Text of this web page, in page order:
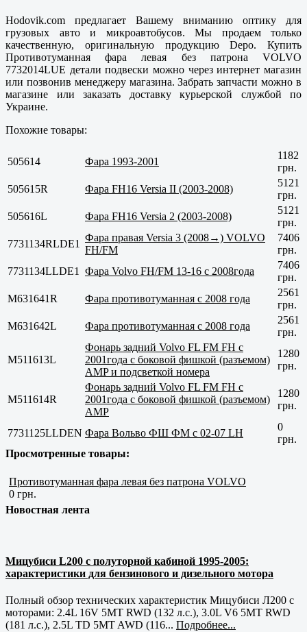
Hodovik.com предлагает Вашему вниманию оптику для
грузовых авто и микроавтобусов. Мы продаем только
качественную, оригинальную продукцию Depo. Купить
Противотуманная фара левая без патрона VOLVO
7732014LUE детали подвески можно через интернет магазин
или позвонив менеджеру магазина. Забрать запчасти можно в
магазине или заказать доставку курьерской службой по
Украине.
Похожие товары:
505614 Фара 1993-2001
1182
грн.
505615R
Фара FH16 Versia II (2003-2008)
5121
грн.
505616L
Фара FH16 Versia 2 (2003-2008)
5121
грн.
7731134RLDE1
Фара правая Versia 3 (2008→) VOLVO
FH/FM
7406
грн.
7731134LLDE1
Фара Volvo FH/FM 13-16 c 2008года
7406
грн.
M631641R
Фара противотуманная с 2008 года
2561
грн.
M631642L
Фара противотуманная с 2008 года
2561
грн.
M511613L
Фонарь задний Volvo FL FM FH с
2001года с боковой фишкой (разъемом)
AMP и подсветкой номера
1280
грн.
M511614R
Фонарь задний Volvo FL FM FH с
2001года с боковой фишкой (разъемом)
AMP
1280
грн.
7731125LLDEN Фара Вольво ФШ ФМ с 02-07 LH
0
грн.
Просмотренные товары:
Противотуманная фара левая без патрона VOLVO
0 грн.
Новостная лента
Мицубиси L200 с полуторной кабиной 1995-2005:
характеристики для бензинового и дизельного мотора
Полный обзор технических характеристик Мицубиси Л200 с
моторами: 2.4L 16V 5MT RWD (132 л.с.), 3.0L V6 5MT RWD
(181 л.с.), 2.5L TD 5MT AWD (116... Подробнее...